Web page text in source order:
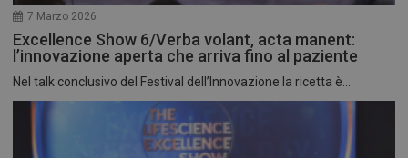
7 Marzo 2026
Excellence Show 6/Verba volant, acta manent:
l’innovazione aperta che arriva fino al paziente
Nel talk conclusivo del Festival dell’Innovazione la ricetta è...